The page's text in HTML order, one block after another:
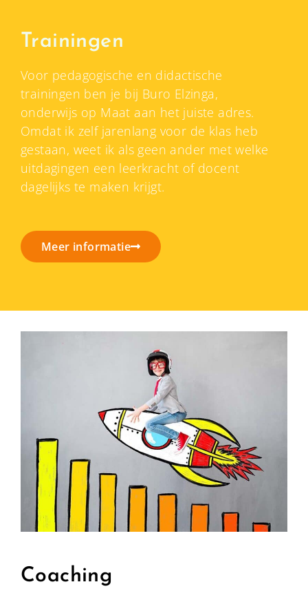
Trainingen
Voor pedagogische en didactische
trainingen ben je bij Buro Elzinga,
onderwijs op Maat aan het juiste adres.
Omdat ik zelf jarenlang voor de klas heb
gestaan, weet ik als geen ander met welke
uitdagingen een leerkracht of docent
dagelijks te maken krijgt.
Meer informatie
Coaching